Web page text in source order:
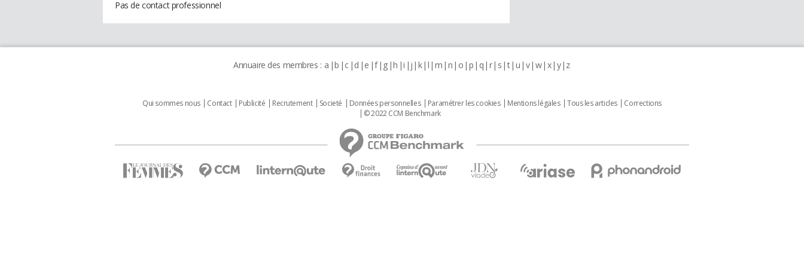
Pas de contact professionnel
Annuaire des membres : a b c d e f g h i j k l m n o p q r s t u v w x y z
Qui sommes nous Contact Publicité Recrutement Societé Données personnelles Paramétrer les cookies Mentions légales Tous les articles
Corrections
© 2022 CCM Benchmark